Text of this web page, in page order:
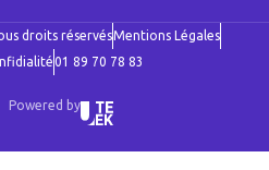
droits réservésMentions Légales
01 89 70 78 83
Powered by